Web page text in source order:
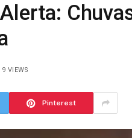
9 VIEWS
Pinterest